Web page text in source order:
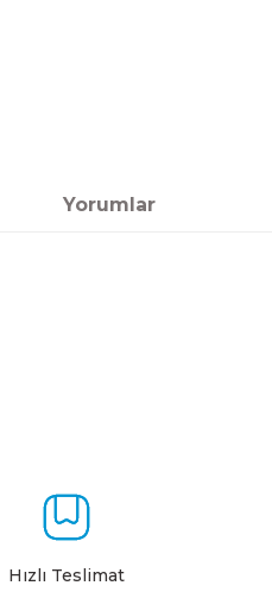
Yorumlar
Hızlı Teslimat